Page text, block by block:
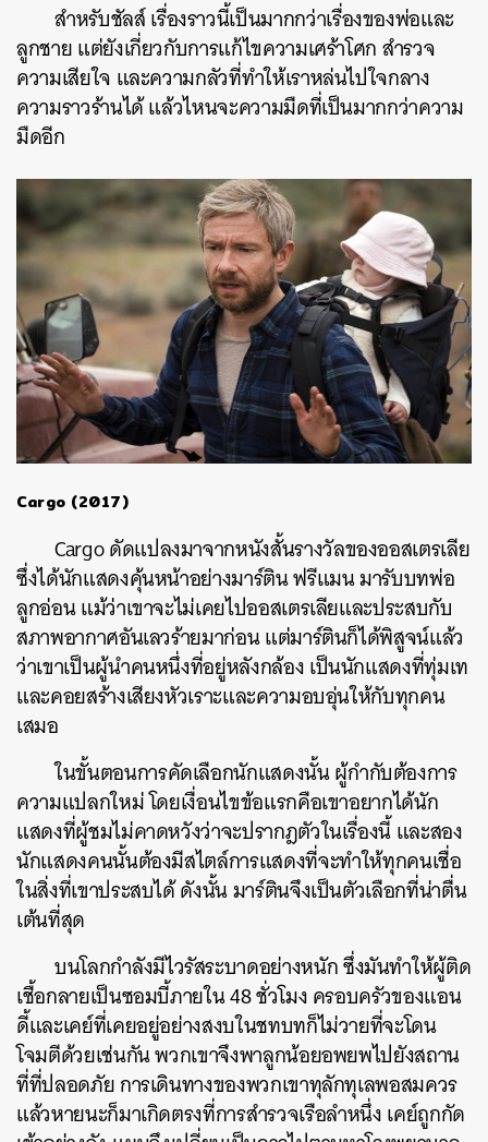
สำหรับชัลส์ เรื่องราวนี้เป็นมากกว่าเรื่องของพ่อและ
ลูกชาย แต่ยังเกี่ยวกับการแก้ไขความเศร้าโศก สำรวจ
ความเสียใจ และความกลัวที่ทำให้เราหล่นไปใจกลาง
ความราวร้านได้ แล้วไหนจะความมืดที่เป็นมากกว่าความ
มืดอีก
Cargo (2017)
Cargo ดัดแปลงมาจากหนังสั้นรางวัลของออสเตรเลีย
ซึ่งได้นักแสดงคุ้นหน้าอย่างมาร์ติน ฟรีแมน มารับบทพ่อ
ลูกอ่อน แม้ว่าเขาจะไม่เคยไปออสเตรเลียและประสบกับ
สภาพอากาศอันเลวร้ายมาก่อน แต่มาร์ตินก็ได้พิสูจน์แล้ว
ว่าเขาเป็นผู้นำคนหนึ่งที่อยู่หลังกล้อง เป็นนักแสดงที่ทุ่มเท
และคอยสร้างเสียงหัวเราะและความอบอุ่นให้กับทุกคน
เสมอ
ในขั้นตอนการคัดเลือกนักแสดงนั้น ผู้กำกับต้องการ
ความแปลกใหม่ โดยเงื่อนไขข้อแรกคือเขาอยากได้นัก
แสดงที่ผู้ชมไม่คาดหวังว่าจะปรากฎตัวในเรื่องนี้ และสอง
นักแสดงคนนั้นต้องมีสไตล์การแสดงที่จะทำให้ทุกคนเชื่อ
ในสิ่งที่เขาประสบได้ ดังนั้น มาร์ตินจึงเป็นตัวเลือกที่น่าตื่น
เต้นที่สุด
บนโลกกำลังมีไวรัสระบาดอย่างหนัก ซึ่งมันทำให้ผู้ติด
เชื้อกลายเป็นซอมบี้ภายใน 48 ชั่วโมง ครอบครัวของแอน
ดี้และเคย์ที่เคยอยู่อย่างสงบในชทบทก็ไม่วายที่จะโดน
โจมตีด้วยเช่นกัน พวกเขาจึงพาลูกน้อยอพยพไปยังสถาน
ที่ที่ปลอดภัย การเดินทางของพวกเขาทุลักทุเลพอสมควร
แล้วหายนะก็มาเกิดตรงที่การสำรวจเรือลำหนึ่ง เคย์ถูกกัด